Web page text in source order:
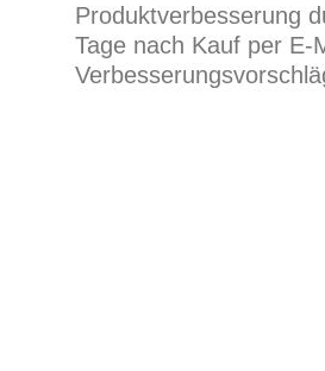
Produktverbesserung
Tage nach Kauf per E-